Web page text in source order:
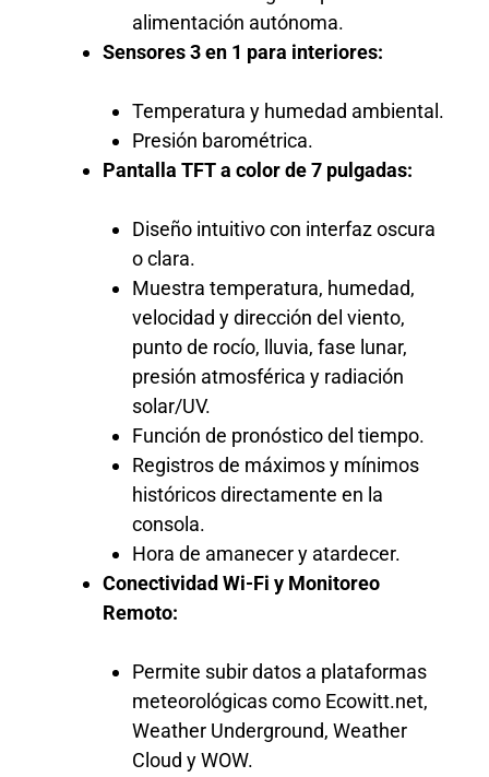
alimentación autónoma.
Sensores 3 en 1 para interiores:
Temperatura y humedad ambiental.
Presión barométrica.
Pantalla TFT a color de 7 pulgadas:
Diseño intuitivo con interfaz oscura
o clara.
Muestra temperatura, humedad,
velocidad y dirección del viento,
punto de rocío, lluvia, fase lunar,
presión atmosférica y radiación
solar/UV.
Función de pronóstico del tiempo.
Registros de máximos y mínimos
históricos directamente en la
consola.
Hora de amanecer y atardecer.
Conectividad Wi-Fi y Monitoreo
Remoto:
Permite subir datos a plataformas
meteorológicas como Ecowitt.net,
Weather Underground, Weather
Cloud y WOW.